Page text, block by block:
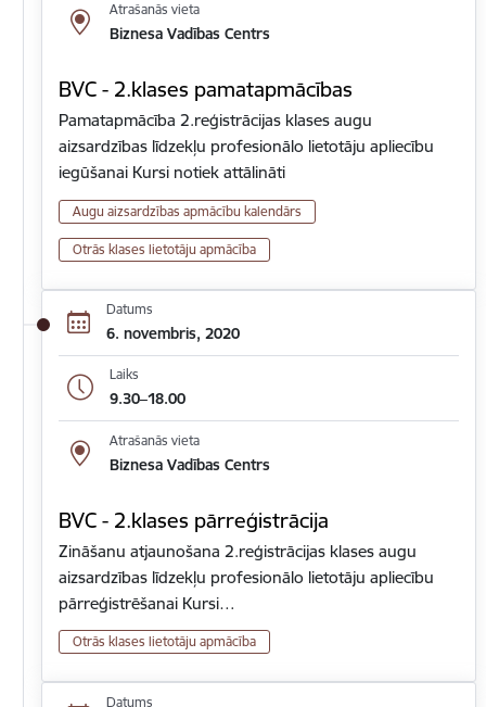
Atrašanās vieta
Biznesa Vadības Centrs
BVC - 2.klases pamatapmācības
Pamatapmācība 2.reģistrācijas klases augu
aizsardzības līdzekļu profesionālo lietotāju apliecību
iegūšanai Kursi notiek attālināti
Augu aizsardzības apmācību kalendārs
Otrās klases lietotāju apmācība
Datums
6. novembris, 2020
Laiks
9.30–18.00
Atrašanās vieta
Biznesa Vadības Centrs
BVC - 2.klases pārreģistrācija
Zināšanu atjaunošana 2.reģistrācijas klases augu
aizsardzības līdzekļu profesionālo lietotāju apliecību
pārreģistrēšanai Kursi…
Otrās klases lietotāju apmācība
Datums